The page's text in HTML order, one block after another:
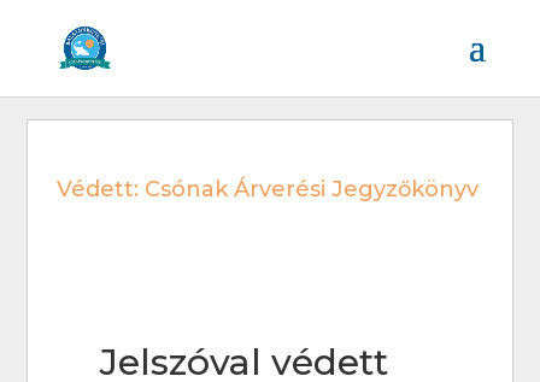
Védett: Csónak Árverési Jegyzőkönyv
Jelszóval védett